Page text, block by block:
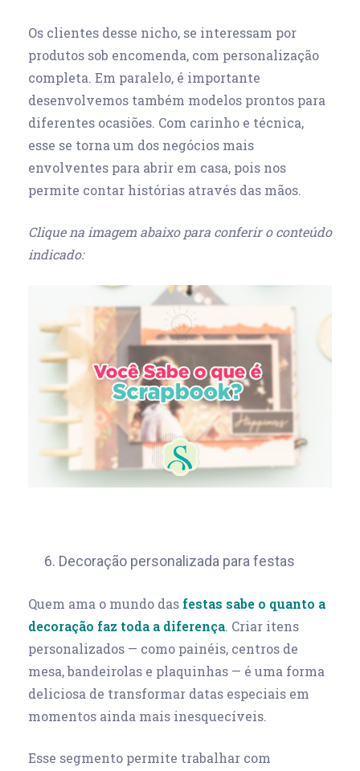
Os clientes desse nicho, se interessam por
produtos sob encomenda, com personalização
completa. Em paralelo, é importante
desenvolvemos também modelos prontos para
diferentes ocasiões. Com carinho e técnica,
esse se torna um dos negócios mais
envolventes para abrir em casa, pois nos
permite contar histórias através das mãos.
Clique na imagem abaixo para conferir o conteúdo
indicado:
6. Decoração personalizada para festas
Quem ama o mundo das festas sabe o quanto a
decoração faz toda a diferença. Criar itens
personalizados — como painéis, centros de
mesa, bandeirolas e plaquinhas — é uma forma
deliciosa de transformar datas especiais em
momentos ainda mais inesquecíveis.
Esse segmento permite trabalhar com